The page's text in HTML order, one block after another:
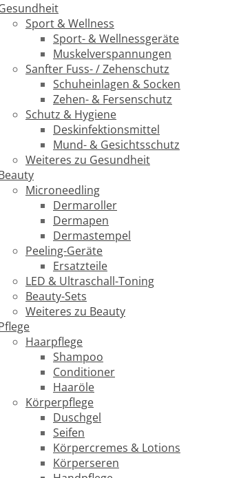
Sport & Wellness
Sport- & Wellnessgeräte
Muskelverspannungen
Sanfter Fuss- / Zehenschutz
Schuheinlagen & Socken
Zehen- & Fersenschutz
Schutz & Hygiene
Deskinfektionsmittel
Mund- & Gesichtsschutz
Weiteres zu Gesundheit
Microneedling
Dermaroller
Dermapen
Dermastempel
Peeling-Geräte
Ersatzteile
LED & Ultraschall-Toning
Beauty-Sets
Weiteres zu Beauty
Haarpflege
Shampoo
Conditioner
Haaröle
Körperpflege
Duschgel
Seifen
Körpercremes & Lotions
Körperseren